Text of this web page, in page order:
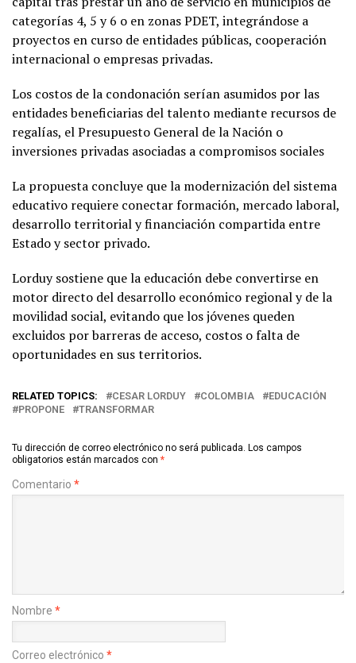
categorías 4, 5 y 6 o en zonas PDET, integrándose a
proyectos en curso de entidades públicas, cooperación
internacional o empresas privadas.
Los costos de la condonación serían asumidos por las
entidades beneficiarias del talento mediante recursos de
regalías, el Presupuesto General de la Nación o
inversiones privadas asociadas a compromisos sociales
La propuesta concluye que la modernización del sistema
educativo requiere conectar formación, mercado laboral,
desarrollo territorial y financiación compartida entre
Estado y sector privado.
Lorduy sostiene que la educación debe convertirse en
motor directo del desarrollo económico regional y de la
movilidad social, evitando que los jóvenes queden
excluidos por barreras de acceso, costos o falta de
oportunidades en sus territorios.
RELATED TOPICS: CESAR LORDUY COLOMBIA
EDUCACIÓN
PROPONE
TRANSFORMAR
Tu dirección de correo electrónico no será publicada. Los campos
obligatorios están marcados con *
Comentario *
Nombre *
Correo electrónico *